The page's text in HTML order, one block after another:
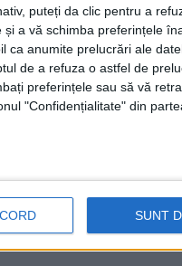
puteți da clic pentru a
a vă schimba preferințele
ca anumite prelucrări ale
de a refuza o astfel de
preferințele sau să vă
"Confidențialitate" din
SUNT
și ne-au
lipsesc
amicale
a declarat
buni ai
despre